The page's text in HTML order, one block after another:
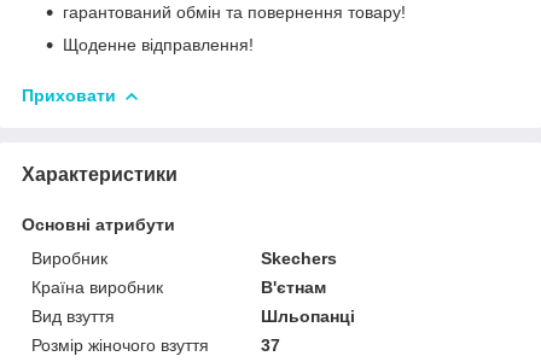
гарантований обмін та повернення товару!
Щоденне відправлення!
Приховати
Характеристики
Основні атрибути
Виробник
Skechers
Країна виробник
В'єтнам
Вид взуття
Шльопанці
Розмір жіночого взуття
37